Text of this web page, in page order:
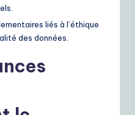
liés à l’éthique
des données.